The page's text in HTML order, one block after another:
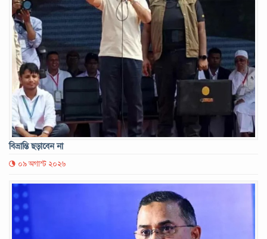
বিভ্রান্তি ছড়াবেন না
০৯ অগাস্ট ২০২৬